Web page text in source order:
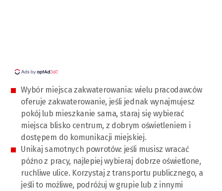
Wybór miejsca zakwaterowania: wielu pracodawców
oferuje zakwaterowanie, jeśli jednak wynajmujesz
pokój lub mieszkanie sama, staraj się wybierać
miejsca blisko centrum, z dobrym oświetleniem i
dostępem do komunikacji miejskiej.
Unikaj samotnych powrotów: jeśli musisz wracać
późno z pracy, najlepiej wybieraj dobrze oświetlone,
ruchliwe ulice. Korzystaj z transportu publicznego, a
jeśli to możliwe, podróżuj w grupie lub z innymi